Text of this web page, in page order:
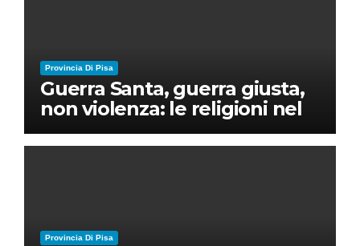
Provincia Di Pisa
Guerra Santa, guerra giusta,
non violenza: le religioni nel
nuovo disordine mondiale
Provincia Di Pisa